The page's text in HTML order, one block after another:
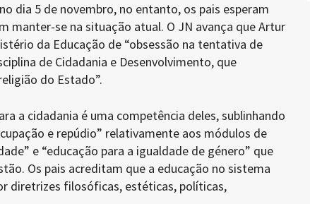
dia 5 de novembro, no entanto, os pais esperam
manter-se na situação atual. O JN avança que Artur
da Educação de “obsessão na tentativa de
de Cidadania e Desenvolvimento, que
do Estado”.
a cidadania é uma competência deles, sublinhando
e repúdio” relativamente aos módulos de
e “educação para a igualdade de género” que
Os pais acreditam que a educação no sistema
diretrizes filosóficas, estéticas, políticas,